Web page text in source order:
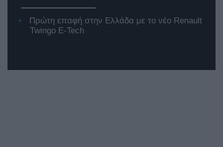
Πρώτη επαφή στην Ελλάδα με το νέο Renault
Twingo E-Tech